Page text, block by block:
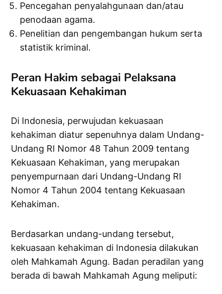
Pencegahan penyalahgunaan dan/atau
penodaan agama.
Penelitian dan pengembangan hukum serta
statistik kriminal.
Peran Hakim sebagai Pelaksana
Kekuasaan Kehakiman
Di Indonesia, perwujudan kekuasaan
kehakiman diatur sepenuhnya dalam Undang-
Undang RI Nomor 48 Tahun 2009 tentang
Kekuasaan Kehakiman, yang merupakan
penyempurnaan dari Undang-Undang RI
Nomor 4 Tahun 2004 tentang Kekuasaan
Kehakiman.
Berdasarkan undang-undang tersebut,
kekuasaan kehakiman di Indonesia dilakukan
oleh Mahkamah Agung. Badan peradilan yang
berada di bawah Mahkamah Agung meliputi: